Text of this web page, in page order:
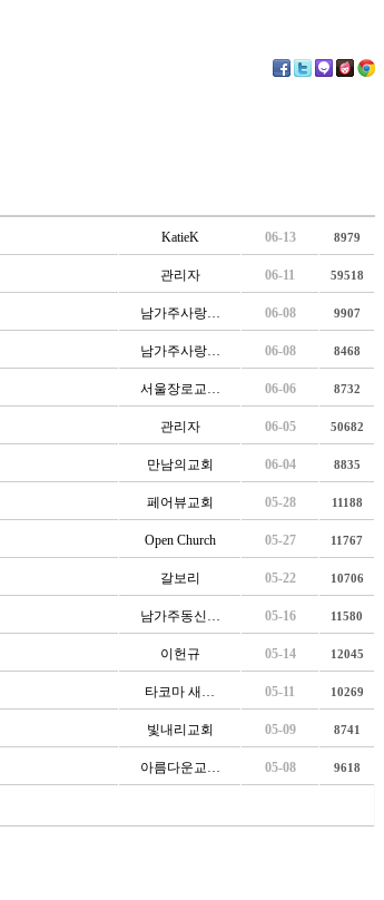
KatieK 06-13 8979
관리자 06-11 59518
남가주사랑… 06-08 9907
남가주사랑… 06-08 8468
서울장로교… 06-06 8732
관리자 06-05 50682
만남의교회 06-04 8835
페어뷰교회 05-28 11188
Open Church 05-27 11767
갈보리 05-22 10706
남가주동신… 05-16 11580
이헌규 05-14 12045
타코마 새… 05-11 10269
빛내리교회 05-09 8741
아름다운교… 05-08 9618